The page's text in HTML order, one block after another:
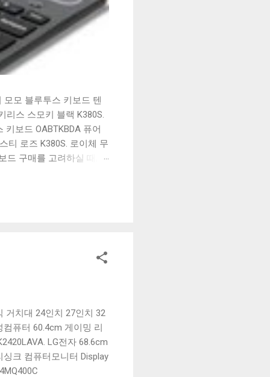
모모 블루투스 키보드 텐
리스 스모키 블랙 K380S.
보드 OABTKBDA 퓨어
티 로즈 K380S. 로이체 무
드 구매를 고려하실 때, 추
거치대 24인치 27인치 32
컴퓨터 60.4cm 게이밍 리
LG전자 68.6cm
싱크 컴퓨터모니터 Display